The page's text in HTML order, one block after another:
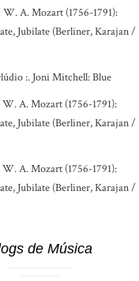
W. A. Mozart (1756-1791):
Jubilate (Berliner, Karajan /
:. Joni Mitchell: Blue
W. A. Mozart (1756-1791):
Jubilate (Berliner, Karajan /
W. A. Mozart (1756-1791):
Jubilate (Berliner, Karajan /
de Música